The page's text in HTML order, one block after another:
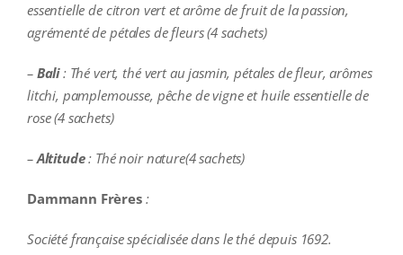
essentielle de citron vert et arôme de fruit de la passion,
agrémenté de pétales de fleurs (4 sachets)
– Bali: Thé vert, thé vert au jasmin, pétales de fleur, arômes
litchi, pamplemousse, pêche de vigne et huile essentielle de
rose (4 sachets)
–Altitude: Thé noir nature(4 sachets)
Dammann Frères:
Société française spécialisée dans le thé depuis 1692.